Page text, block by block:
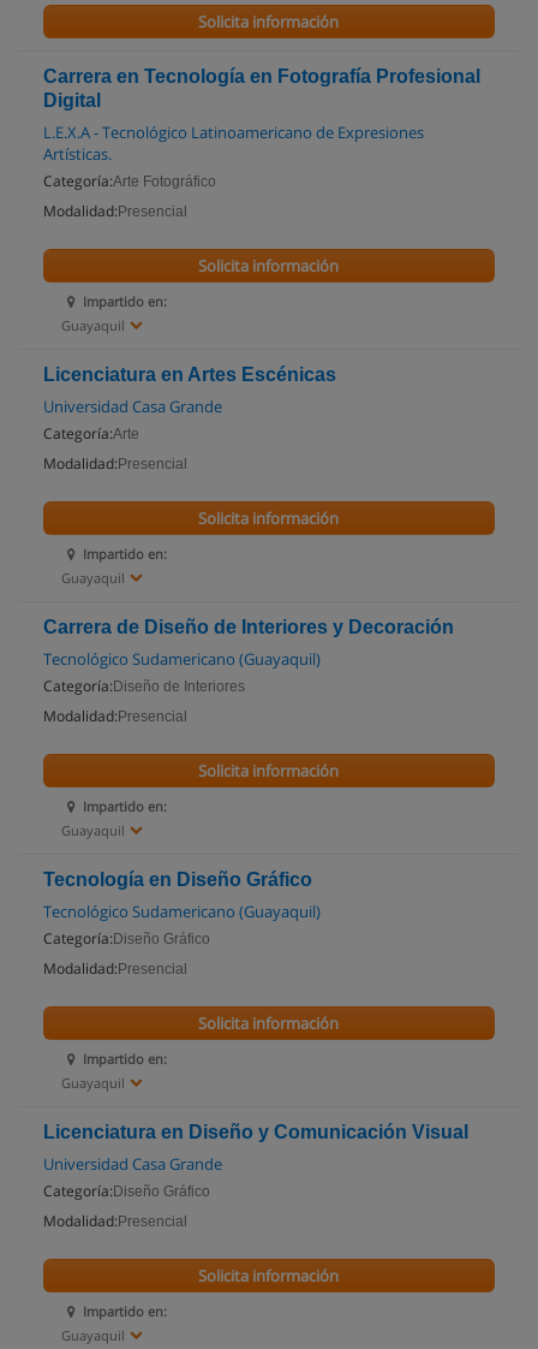
Solicita información
Carrera en Tecnología en Fotografía Profesional
Digital
L.E.X.A - Tecnológico Latinoamericano de Expresiones
Artísticas.
Categoría:Arte Fotográfico
Modalidad: Presencial
Impartido en:
Guayaquil
Solicita información
Licenciatura en Artes Escénicas
Universidad Casa Grande
Categoría:Arte
Modalidad: Presencial
Impartido en:
Guayaquil
Solicita información
Carrera de Diseño de Interiores y Decoración
Tecnológico Sudamericano (Guayaquil)
Categoría: Diseño de Interiores
Modalidad: Presencial
Impartido en:
Guayaquil
Solicita información
Tecnología en Diseño Gráfico
Tecnológico Sudamericano (Guayaquil)
Categoría: Diseño Gráfico
Modalidad: Presencial
Impartido en:
Guayaquil
Solicita información
Licenciatura en Diseño y Comunicación Visual
Universidad Casa Grande
Categoría: Diseño Gráfico
Modalidad: Presencial
Impartido en:
Guayaquil
Solicita información